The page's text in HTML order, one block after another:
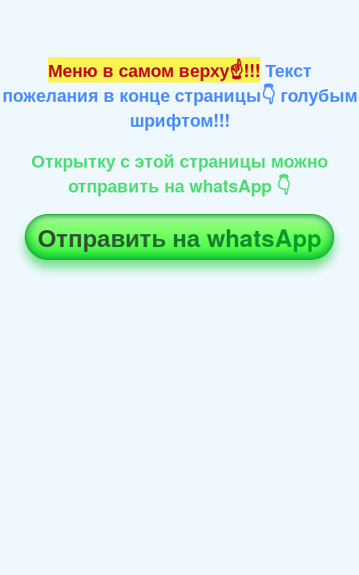
Меню в самом верху☝!!! Текст
пожелания в конце страницы👇 голубым
шрифтом!!!
Открытку с этой страницы можно
отправить на whatsApp 👇
Отправить на whatsApp